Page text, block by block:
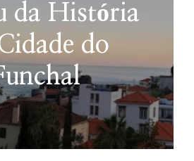
da História
do